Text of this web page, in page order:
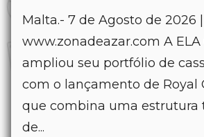
Malta.- 7 de Agosto de 2026 |
www.zonadeazar.com A ELA
ampliou seu portfólio de
com o lançamento de Royal
que combina uma estrutura
de...